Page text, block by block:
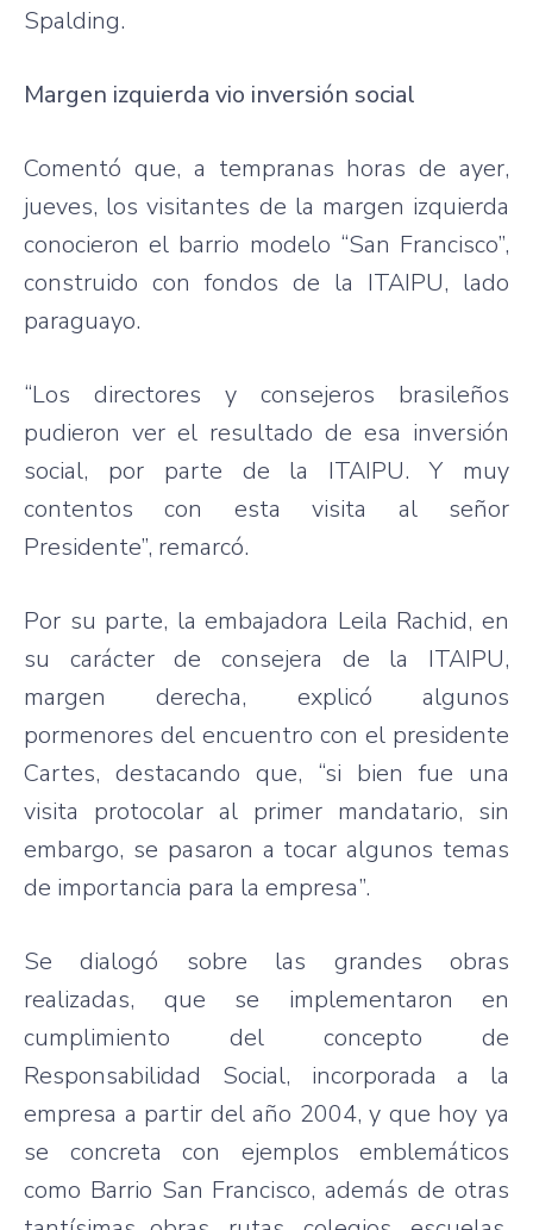
Spalding.
Margen izquierda vio inversión social
Comentó que, a tempranas horas de ayer,
jueves, los visitantes de la margen izquierda
conocieron el barrio modelo “San Francisco”,
construido con fondos de la ITAIPU, lado
paraguayo.
“Los directores y consejeros brasileños
pudieron ver el resultado de esa inversión
social, por parte de la ITAIPU. Y muy
contentos con esta visita al señor
Presidente”, remarcó.
Por su parte, la embajadora Leila Rachid, en
su carácter de consejera de la ITAIPU,
margen derecha, explicó algunos
pormenores del encuentro con el presidente
Cartes, destacando que, “si bien fue una
visita protocolar al primer mandatario, sin
embargo, se pasaron a tocar algunos temas
de importancia para la empresa”.
Se dialogó sobre las grandes obras
realizadas, que se implementaron en
cumplimiento del concepto de
Responsabilidad Social, incorporada a la
empresa a partir del año 2004, y que hoy ya
se concreta con ejemplos emblemáticos
como Barrio San Francisco, además de otras